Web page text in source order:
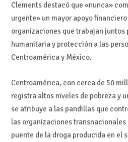
Clements destacó que «nunca»
urgente» un mayor apoyo
organizaciones que trabajan juntos
humanitaria y protección a las
Centroamérica y México.
Centroamérica, con cerca de 50
registra altos niveles de pobreza y
se atribuye a las pandillas que
las organizaciones
puente de la droga producida en el